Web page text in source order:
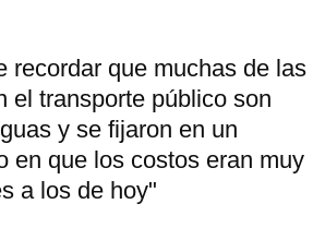
recordar que muchas de las
el transporte público son
y se fijaron en un
en que los costos eran muy
a los de hoy"